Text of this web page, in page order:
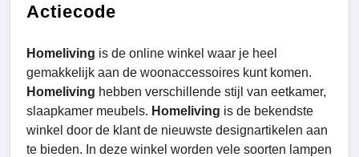
Actiecode
Homeliving is de online winkel waar je heel
gemakkelijk aan de woonaccessoires kunt komen.
Homeliving hebben verschillende stijl van eetkamer,
slaapkamer meubels. Homeliving is de bekendste
winkel door de klant de nieuwste designartikelen aan
te bieden. In deze winkel worden vele soorten lampen